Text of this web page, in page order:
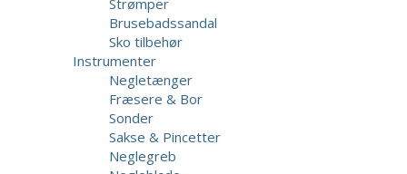
Strømper
Brusebadssandal
Sko tilbehør
Instrumenter
Negletænger
Fræsere & Bor
Sonder
Sakse & Pincetter
Neglegreb